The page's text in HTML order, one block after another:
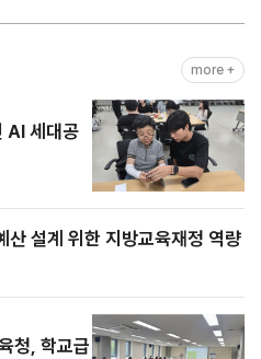
more +
AI 세대공
설계 위한 지방교육재정 역량
청, 학교급